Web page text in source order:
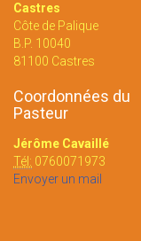
Castres
Côte de Palique
B.P. 10040
81100 Castres
Coordonnées du
Pasteur
Jérôme Cavaillé
Tél: 0760071973
Envoyer un mail